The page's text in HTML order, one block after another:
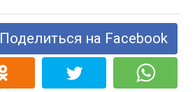
Поделиться на Facebook